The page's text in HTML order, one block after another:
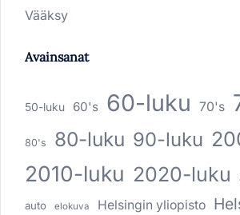
Vääksy
Avainsanat
50-luku 60's 60-luku 70's
80's 80-luku 90-luku
2010-luku 2020-luku
auto elokuva Helsingin yliopisto